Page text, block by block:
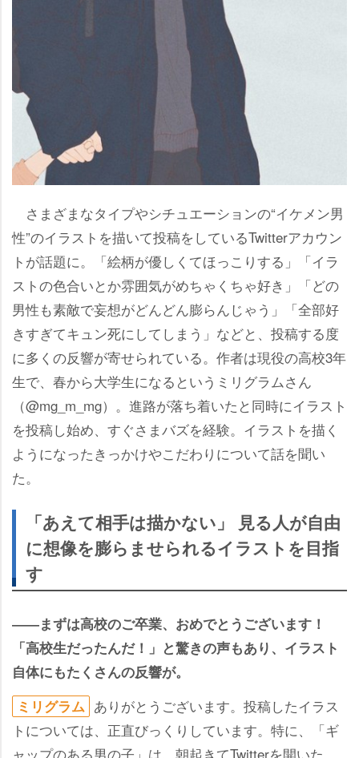
さまざまなタイプやシチュエーションの“イケメン男
性”のイラストを描いて投稿をしているTwitterアカウン
トが話題に。「絵柄が優しくてほっこりする」「イラ
ストの色合いとか雰囲気がめちゃくちゃ好き」「どの
男性も素敵で妄想がどんどん膨らんじゃう」「全部好
きすぎてキュン死にしてしまう」などと、投稿する度
に多くの反響が寄せられている。作者は現役の高校3年
生で、春から大学生になるというミリグラムさん
（@mg_m_mg）。進路が落ち着いたと同時にイラスト
を投稿し始め、すぐさまバズを経験。イラストを描く
ようになったきっかけやこだわりについて話を聞い
た。
「あえて相手は描かない」 見る人が自由
に想像を膨らませられるイラストを目指
す
――まずは高校のご卒業、おめでとうございます！
「高校生だったんだ！」と驚きの声もあり、イラスト
自体にもたくさんの反響が。
ミリグラム ありがとうございます。投稿したイラス
トについては、正直びっくりしています。特に、「ギ
ャップのある男の子」は、朝起きてTwitterを開いた